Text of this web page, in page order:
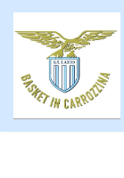
contenuto